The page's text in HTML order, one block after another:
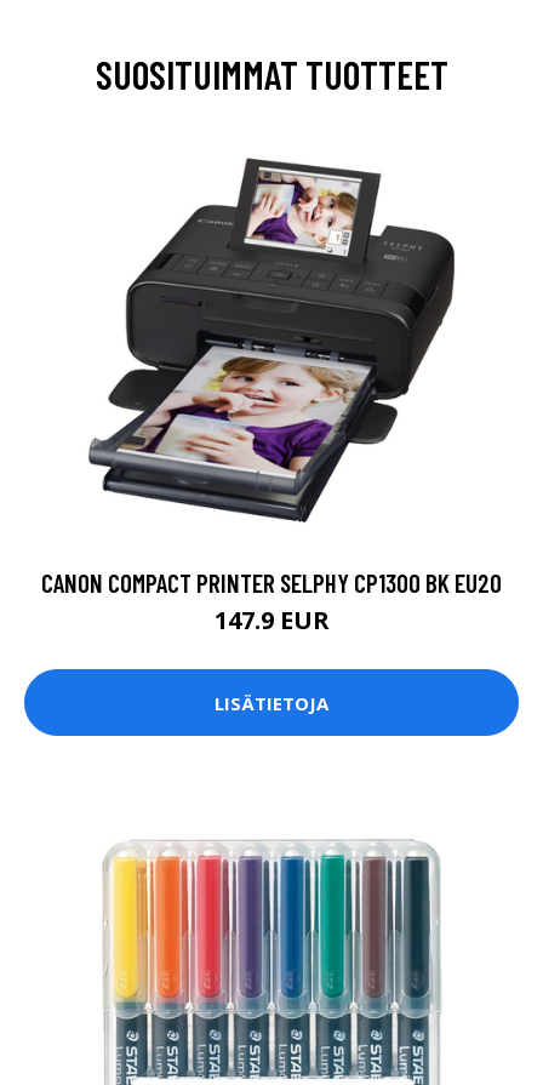
SUOSITUIMMAT TUOTTEET
CANON COMPACT PRINTER SELPHY CP1300 BK EU20
147.9 EUR
LISÄTIETOJA